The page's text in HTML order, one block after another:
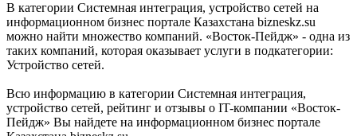
В категории Системная интеграция, устройство сетей на
информационном бизнес портале Казахстана bizneskz.su
можно найти множество компаний. «Восток-Пейдж» - одна из
таких компаний, которая оказывает услуги в подкатегории:
Устройство сетей.
Всю информацию в категории Системная интеграция,
устройство сетей, рейтинг и отзывы о IT-компании «Восток-
Пейдж» Вы найдете на информационном бизнес портале